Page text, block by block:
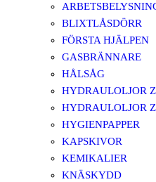
BLIXTLÅSDÖRR
FÖRSTA HJÄLPEN
GASBRÄNNARE
HÅLSÅG
HYDRAULOLJOR
HYDRAULOLJOR
HYGIENPAPPER
KAPSKIVOR
KEMIKALIER
KNÄSKYDD